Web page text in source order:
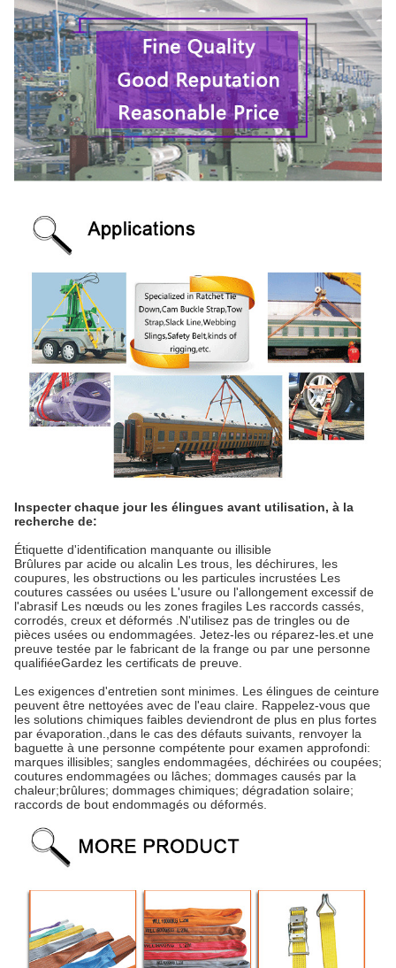
Inspecter chaque jour les élingues avant utilisation, à la
recherche de:
Étiquette d'identification manquante ou illisible
Brûlures par acide ou alcalin Les trous, les déchirures, les
coupures, les obstructions ou les particules incrustées Les
coutures cassées ou usées L'usure ou l'allongement excessif de
l'abrasif Les nœuds ou les zones fragiles Les raccords cassés,
corrodés, creux et déformés .N'utilisez pas de tringles ou de
pièces usées ou endommagées. Jetez-les ou réparez-les.et une
preuve testée par le fabricant de la frange ou par une personne
qualifiéeGardez les certificats de preuve.
Les exigences d'entretien sont minimes. Les élingues de ceinture
peuvent être nettoyées avec de l'eau claire. Rappelez-vous que
les solutions chimiques faibles deviendront de plus en plus fortes
par évaporation.,dans le cas des défauts suivants, renvoyer la
baguette à une personne compétente pour examen approfondi:
marques illisibles; sangles endommagées, déchirées ou coupées;
coutures endommagées ou lâches; dommages causés par la
chaleur;brûlures; dommages chimiques; dégradation solaire;
raccords de bout endommagés ou déformés.